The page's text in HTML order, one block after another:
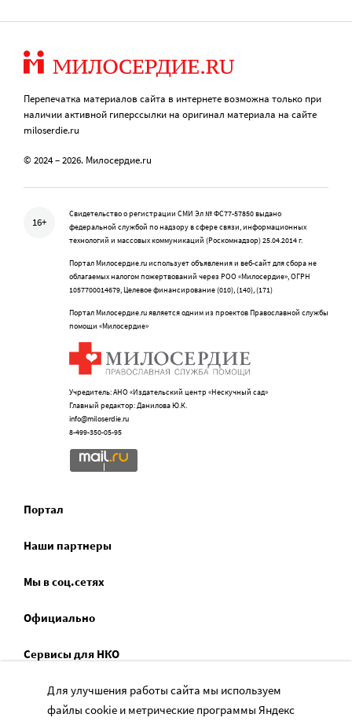
Перепечатка материалов сайта в интернете возможна только при
наличии активной гиперссылки на оригинал материала на сайте
miloserdie.ru
© 2024 – 2026. Милосердие.ru
16+
Свидетельство о регистрации СМИ Эл № ФС77-57850 выдано
федеральной службой по надзору в сфере связи, информационных
технологий и массовых коммуникаций (Роскомнадзор) 25.04.2014 г.
Портал Милосердие.ru использует объявления и веб-сайт для сбора не
облагаемых налогом пожертвований через РОО «Милосердие», ОГРН
1057700014679, Целевое финансирование (010), (140), (171)
Портал Милосердие.ru является одним из проектов Православной службы
помощи «Милосердие»
Учредитель: АНО «Издательский центр «Нескучный сад»
Главный редактор: Данилова Ю.К.
info@miloserdie.ru
8-499-350-05-95
Портал
Наши партнеры
Мы в соц.сетях
Официально
Сервисы для НКО
Спецпроекты
Для улучшения работы сайта мы используем
файлы cookie и метрические программы Яндекс